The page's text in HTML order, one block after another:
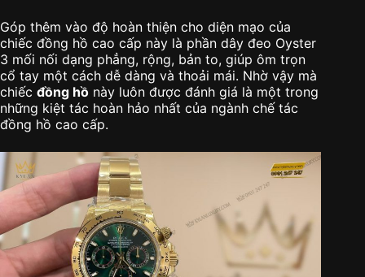
Góp thêm vào độ hoàn thiện cho diện mạo của
chiếc đồng hồ cao cấp này là phần dây đeo Oyster
3 mối nối dạng phẳng, rộng, bản to, giúp ôm trọn
cổ tay một cách dễ dàng và thoải mái. Nhờ vậy mà
chiếc đồng hồ này luôn được đánh giá là một trong
những kiệt tác hoàn hảo nhất của ngành chế tác
đồng hồ cao cấp.